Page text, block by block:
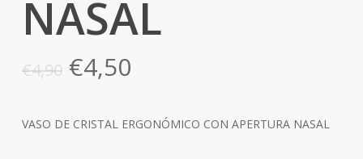
NASAL
€4,90 El
precio
original
era:
€4,50El
actual
es:
VASO DE CRISTAL ERGONÓMICO CON APERTURA NASAL